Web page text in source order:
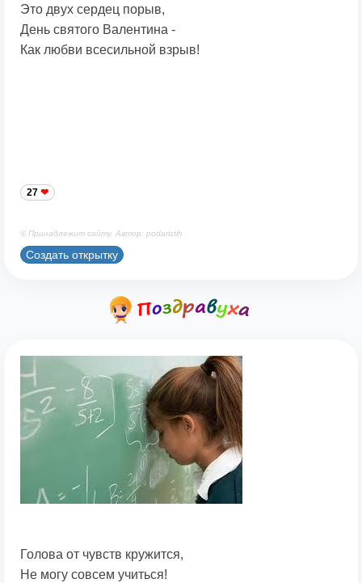
Это двух сердец порыв,
День святого Валентина -
Как любви всесильной взрыв!
27
© Принадлежит сайту. Автор: podaristih
Создать открытку
Голова от чувств кружится,
Не могу совсем учиться!